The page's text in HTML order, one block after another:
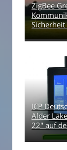
ZigBee
Sicherheit
ICP
Alder
22" auf